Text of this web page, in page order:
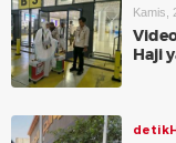
Kamis,
Haji